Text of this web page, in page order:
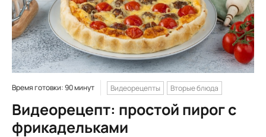
Время готовки: 90 минут Видеорецепты Вторые блюда
Видеорецепт: простой пирог с
фрикадельками